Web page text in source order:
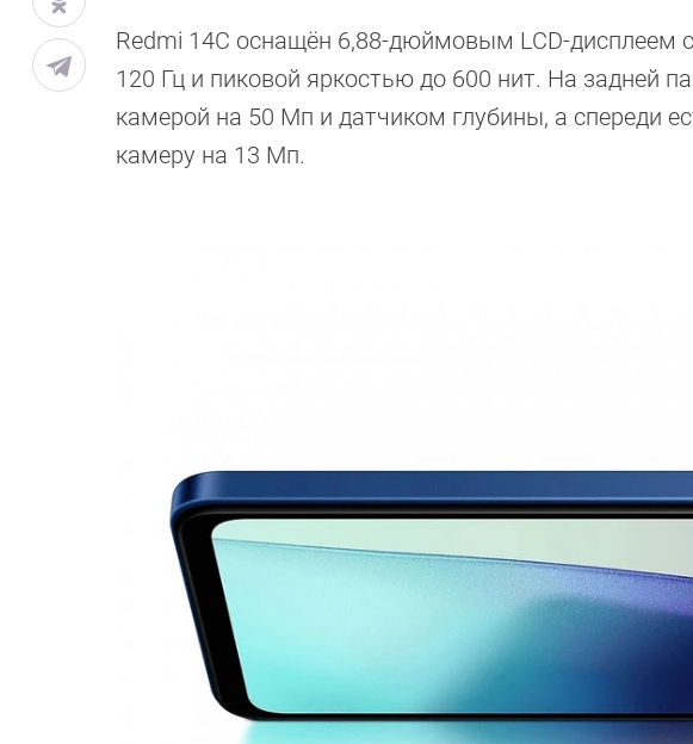
Redmi 14C оснащён 6,88-дюймовым LCD-дисплеем
120 Гц и пиковой яркостью до 600 нит. На задней
камерой на 50 Мп и датчиком глубины, а спереди
камеру на 13 Мп.